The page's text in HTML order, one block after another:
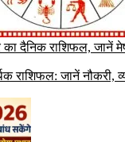
दैनिक राशिफल, जानें
राशिफल: जानें नौकरी,